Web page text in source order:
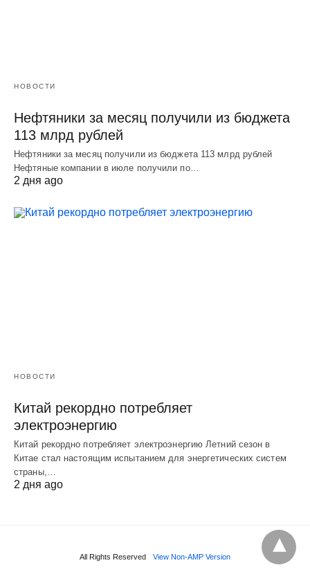
НОВОСТИ
Нефтяники за месяц получили из бюджета
113 млрд рублей
Нефтяники за месяц получили из бюджета 113 млрд рублей
Нефтяные компании в июле получили по…
2 дня ago
НОВОСТИ
Китай рекордно потребляет
электроэнергию
Китай рекордно потребляет электроэнергию Летний сезон в
Китае стал настоящим испытанием для энергетических систем
страны,…
2 дня ago
All Rights Reserved View Non-AMP Version